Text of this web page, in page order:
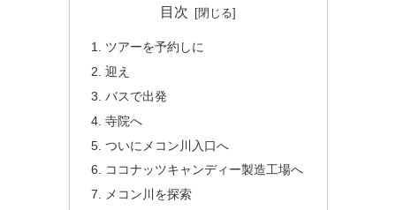
目次
ツアーを予約しに
迎え
バスで出発
寺院へ
ついにメコン川入口へ
ココナッツキャンディー製造工場へ
メコン川を探索